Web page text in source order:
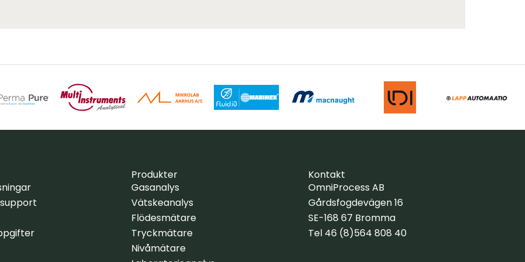
Produkter
Gasanalys
Vätskeanalys
Flödesmätare
Tryckmätare
Nivåmätare
Kontakt
OmniProcess AB
Gårdsfogdevägen 16
SE-168 67 Bromma
Tel 46 (8)564 808 40